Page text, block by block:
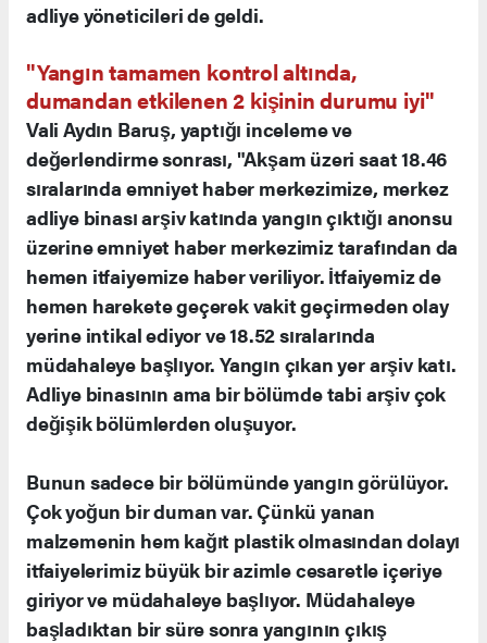
adliye yöneticileri de geldi.
"Yangın tamamen kontrol altında,
dumandan etkilenen 2 kişinin durumu iyi"
Vali Aydın Baruş, yaptığı inceleme ve
değerlendirme sonrası, "Akşam üzeri saat 18.46
sıralarında emniyet haber merkezimize, merkez
adliye binası arşiv katında yangın çıktığı anonsu
üzerine emniyet haber merkezimiz tarafından da
hemen itfaiyemize haber veriliyor. İtfaiyemiz de
hemen harekete geçerek vakit geçirmeden olay
yerine intikal ediyor ve 18.52 sıralarında
müdahaleye başlıyor. Yangın çıkan yer arşiv katı.
Adliye binasının ama bir bölümde tabi arşiv çok
değişik bölümlerden oluşuyor.
Bunun sadece bir bölümünde yangın görülüyor.
Çok yoğun bir duman var. Çünkü yanan
malzemenin hem kağıt plastik olmasından dolayı
itfaiyelerimiz büyük bir azimle cesaretle içeriye
giriyor ve müdahaleye başlıyor. Müdahaleye
başladıktan bir süre sonra yangının çıkış